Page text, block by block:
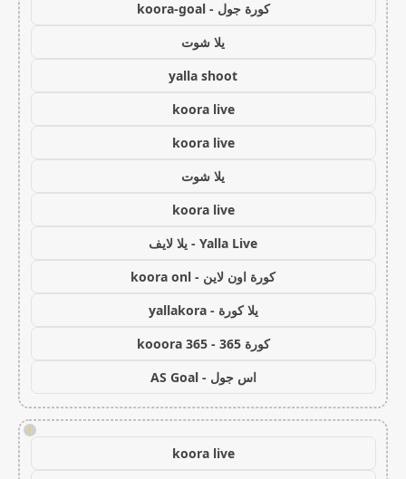
كورة جول - koora-goal
يلا شوت
yalla shoot
koora live
koora live
يلا شوت
koora live
Yalla Live - يلا لايف
كورة اون لاين - koora onl
يلا كورة - yallakora
كورة 365 - kooora 365
اس جول - AS Goal
!
koora live